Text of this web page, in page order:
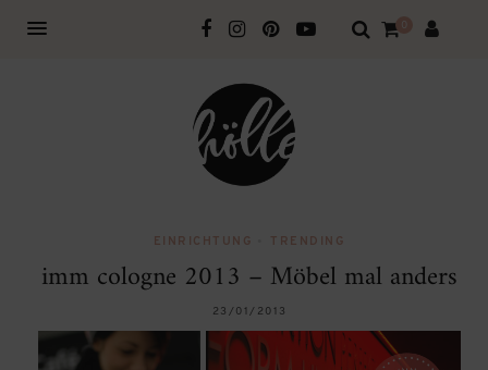
0
EINRICHTUNG TRENDING
imm cologne 2013 – Möbel mal anders
23/01/2013